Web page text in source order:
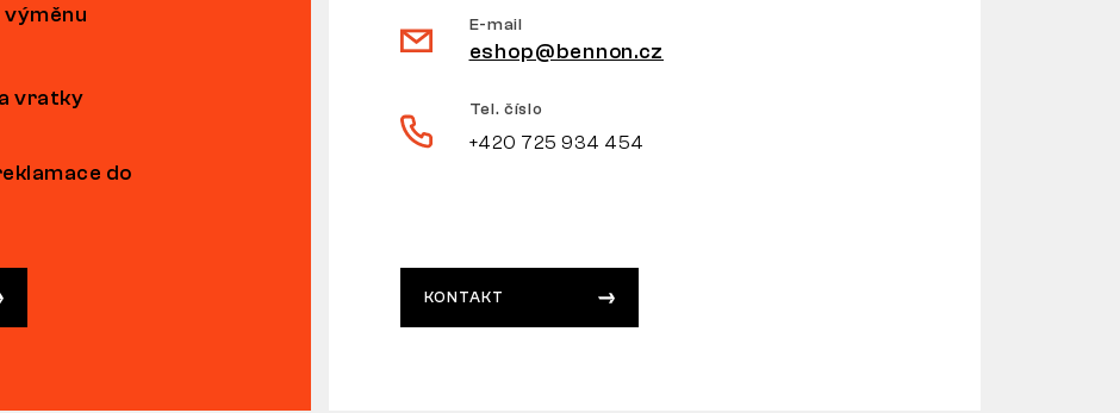
výměnu
vratky
do
E-mail
eshop@bennon.cz
Tel. číslo
+420 725 934 454
KONTAKT